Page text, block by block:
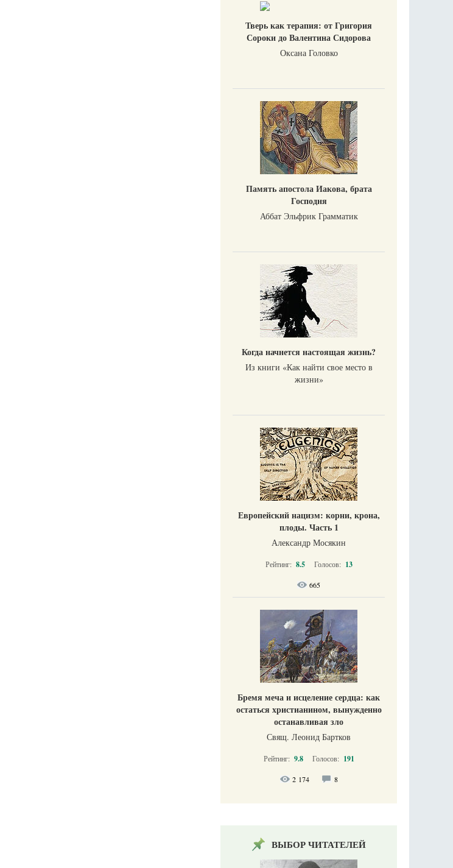
Тверь как терапия: от Григория
Сороки до Валентина Сидорова
Оксана Головко
Память апостола Иакова, брата
Господня
Аббат Эльфрик Грамматик
Когда начнется настоящая жизнь?
Из книги «Как найти свое место в
жизни​»
Европейский нацизм: корни, крона,
плоды. Часть 1
Александр Мосякин
Рейтинг: 8.5 Голосов: 13
665
Бремя меча и исцеление сердца: как
остаться христианином, вынужденно
останавливая зло
Свящ. Леонид Бартков
Рейтинг: 9.8 Голосов: 191
2 174 8
ВЫБОР ЧИТАТЕЛЕЙ